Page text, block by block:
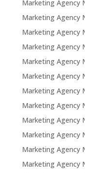
Marketing Agency
Marketing Agency
Marketing Agency
Marketing Agency
Marketing Agency
Marketing Agency
Marketing Agency
Marketing Agency
Marketing Agency
Marketing Agency
Marketing Agency
Marketing Agency